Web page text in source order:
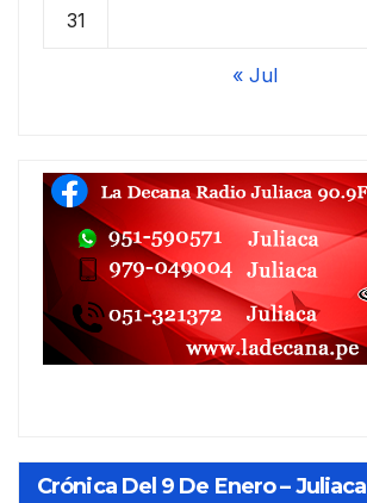
31
« Jul
Crónica Del 9 De Enero – Juliaca